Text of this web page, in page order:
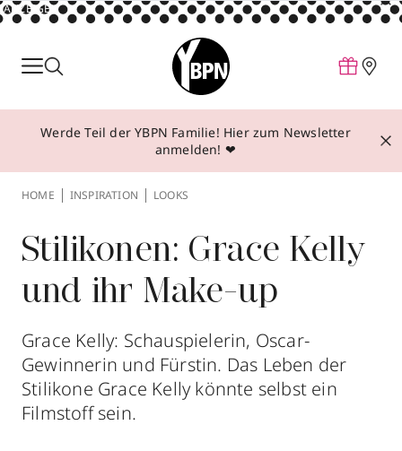
ANZEIGE
Parfum
Make-up
Behandlungen
Über YBPN
Aktionen
Storefinder
Werde Teil der YBPN Familie! Hier zum Newsletter
anmelden! ❤
HOME INSPIRATION LOOKS
Stilikonen: Grace Kelly
und ihr Make-up
Grace Kelly: Schauspielerin, Oscar-
Gewinnerin und Fürstin. Das Leben der
Stilikone Grace Kelly könnte selbst ein
Filmstoff sein.